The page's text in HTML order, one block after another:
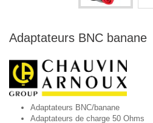
Adaptateurs BNC banane
Adaptateurs BNC/banane
Adaptateurs de charge 50 Ohms